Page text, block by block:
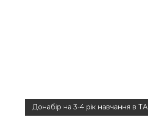
Донабір на 3-4 рік навчання в ТА